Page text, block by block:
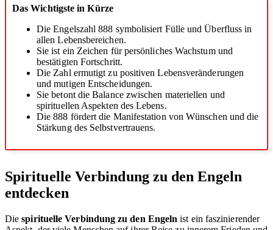
Das Wichtigste in Kürze
Die Engelszahl 888 symbolisiert Fülle und Überfluss in
allen Lebensbereichen.
Sie ist ein Zeichen für persönliches Wachstum und
bestätigten Fortschritt.
Die Zahl ermutigt zu positiven Lebensveränderungen
und mutigen Entscheidungen.
Sie betont die Balance zwischen materiellen und
spirituellen Aspekten des Lebens.
Die 888 fördert die Manifestation von Wünschen und die
Stärkung des Selbstvertrauens.
Spirituelle Verbindung zu den Engeln
entdecken
Diespirituelle Verbindung zu den Engeln ist ein faszinierender